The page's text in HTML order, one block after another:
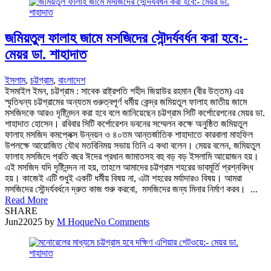
জমিয়তুল ফালাহ জামে মসজিদের সৌন্দর্যবর্ধন করা হবে:-
মেয়র ডা. শাহাদাত
ইসলাম, চট্টগ্রাম, বাংলাদেশ
ইসমাইল ইমন, চট্টগ্রাম : সাবেক রাষ্ট্রপতি শহীদ জিয়াউর রহমান (বীর উত্তম) এর
স্মৃতিধন্য চট্টগ্রামের অন্যতম গুরুত্বপূর্ণ ধর্মীয় কেন্দ্র জমিয়তুল ফালাহ জাতীয় জামে
মসজিদকে আরও দৃষ্টিনন্দন করা হবে বলে জানিয়েছেন চট্টগ্রাম সিটি কর্পোরেশনের মেয়র ডা.
শাহাদাত হোসেন। রবিবার সিটি কর্পোরেশন ভবনের সম্মেলন কক্ষে অনুষ্ঠিত জমিয়তুল
ফালাহ মসজিদ কমপ্লেক্স উন্নয়ন ও ৪০তম আন্তর্জাতিক শাহাদাতে কারবালা মাহফিল
উপলক্ষে আয়োজিত যৌথ মতবিনিময় সভায় তিনি এ কথা বলেন। মেয়র বলেন, জমিয়তুল
ফালাহ মসজিদে প্রতি বছর ঈদের প্রধান জামাতসহ বহু বড় বড় ইসলামি আয়োজন হয়।
এই মসজিদ যদি দৃষ্টিনন্দন না হয়, তাহলে আমাদের চট্টগ্রাম শহরের ভাবমূর্তি প্রশ্নবিদ্ধ
হয়। কাজেই এটি শুধুই একটি ধর্মীয় বিষয় না, এটা শহরের মর্যাদারও বিষয়। আমরা
মসজিদের সৌন্দর্যবর্ধনে দ্রুত কাজ শুরু করবো, মসজিদের জন্য মিনার নির্মাণ করব। ...
Read More
SHARE
Jun22025 by M HoqueNo Comments